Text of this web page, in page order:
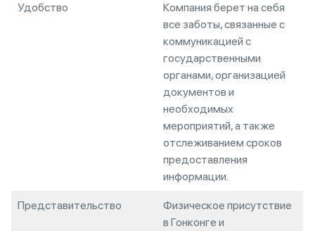
Удобство
Компания берет на себя
все заботы, связанные с
коммуникацией с
государственными
органами, организацией
документов и
необходимых
мероприятий, а также
отслеживанием сроков
предоставления
информации.
Представительство
Физическое присутствие
в Гонконге и